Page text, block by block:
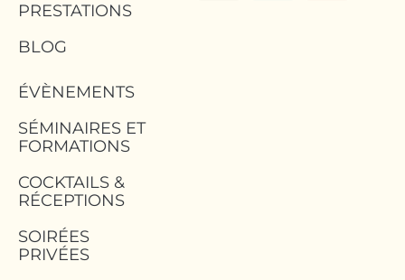
PRESTATIONS
BLOG
ÉVÈNEMENTS
SÉMINAIRES ET
FORMATIONS
COCKTAILS &
RÉCEPTIONS
SOIRÉES
PRIVÉES